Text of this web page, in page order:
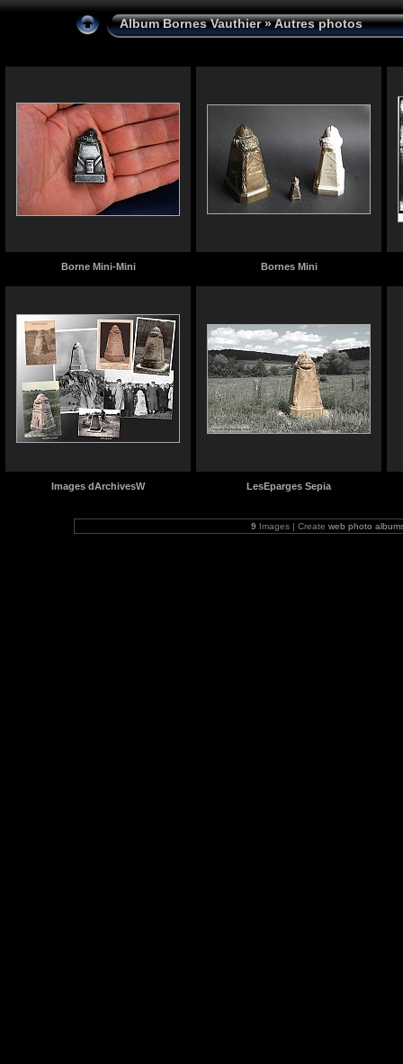
Album Bornes Vauthier» Autres photos
Borne Mini-Mini Bornes Mini
Images dArchivesW LesEparges Sepia
9 Images | Create web photo